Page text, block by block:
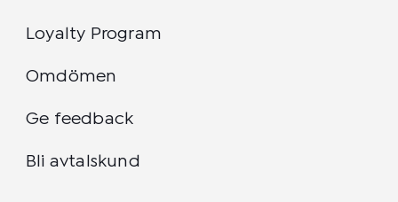
Loyalty Program
Omdömen
Ge feedback
Bli avtalskund